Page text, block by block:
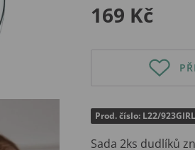
169 Kč
Prod. číslo: L22/923GIRL
Sada 2ks dudlíků